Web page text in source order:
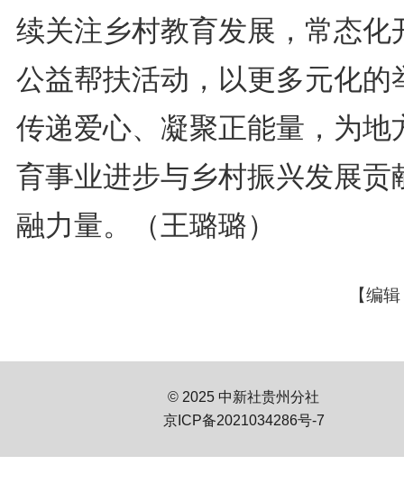
续关注乡村教育发展，常态化
公益帮扶活动，以更多元化的
传递爱心、凝聚正能量，为地
育事业进步与乡村振兴发展贡
融力量。（王璐璐）
【编
© 2025 中新社贵州分社
京ICP备2021034286号-7